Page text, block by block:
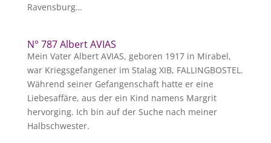
Ravensburg…
N° 787 Albert AVIAS
Mein Vater Albert AVIAS, geboren 1917 in Mirabel,
war Kriegsgefangener im Stalag XIB, FALLINGBOSTEL.
Während seiner Gefangenschaft hatte er eine
Liebesaffäre, aus der ein Kind namens Margrit
hervorging. Ich bin auf der Suche nach meiner
Halbschwester.